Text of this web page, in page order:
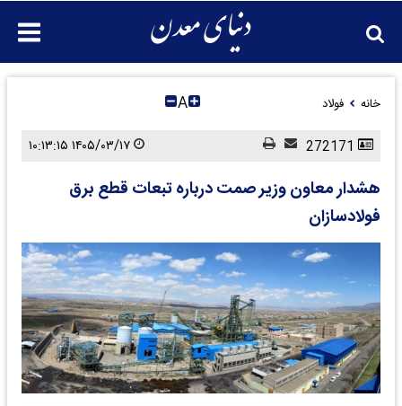
خانه فولاد A
هشدار معاون وزیر صمت درباره تبعات قطع برق
فولادسازان